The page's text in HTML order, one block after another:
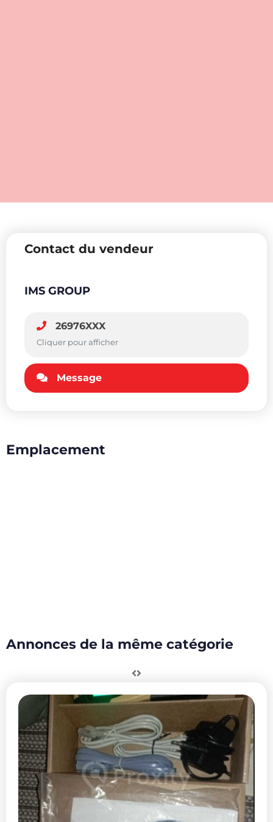
Contact du vendeur
IMS GROUP
26976XXX
Cliquer pour afficher
Message
Emplacement
Annonces de la même catégorie